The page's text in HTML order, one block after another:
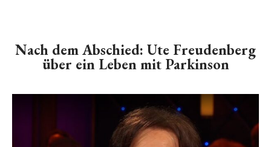
Nach dem Abschied: Ute Freudenberg
über ein Leben mit Parkinson